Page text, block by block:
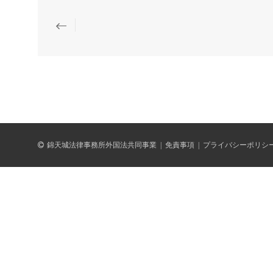
錦天城法律事務所外国法共同事業 免責事項 プライバシーポリシ